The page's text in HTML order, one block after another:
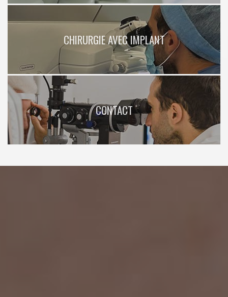
CHIRURGIE AVEC IMPLANT
CONTACT